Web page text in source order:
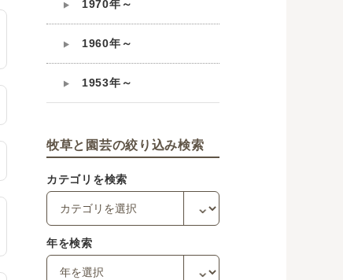
1970年～
1960年～
1953年～
牧草と園芸の絞り込み検索
カテゴリを検索
年を検索